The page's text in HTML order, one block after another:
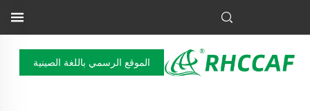
الموقع الرسمي باللغة الصينية